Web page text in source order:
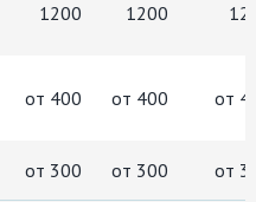
1200 1200
от 400 от 400 от
от 300 от 300 от